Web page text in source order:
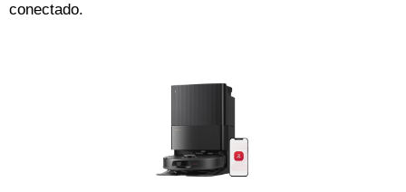
conectado.